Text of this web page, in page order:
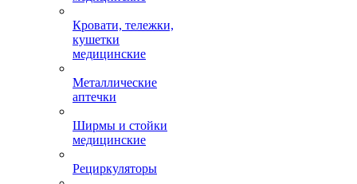
Кровати, тележки,
кушетки
медицинские
Металлические
аптечки
Ширмы и стойки
медицинские
Рециркуляторы